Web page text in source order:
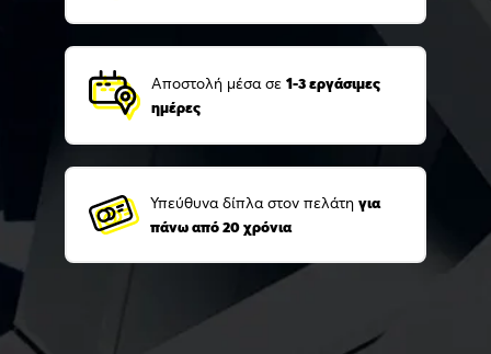
Αποστολή μέσα σε 1-3 εργάσιμες
ημέρες
Υπεύθυνα δίπλα στον πελάτη για
πάνω από 20 χρόνια